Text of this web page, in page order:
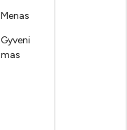
Menas
Gyveni
mas